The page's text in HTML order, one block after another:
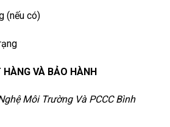
(nếu có)
VÀ BẢO HÀNH
Môi Trường Và PCCC Bình